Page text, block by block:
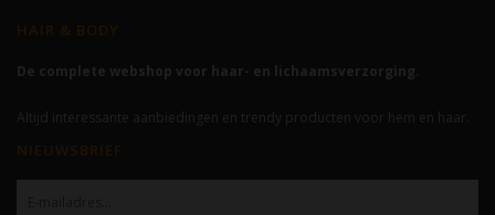
HAIR & BODY
De complete webshop voor haar- en lichaamsverzorging.
Altijd interessante aanbiedingen en trendy producten voor hem en haar.
NIEUWSBRIEF